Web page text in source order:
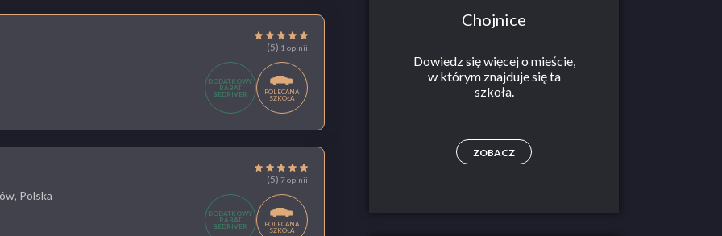
(5) 1 opinii
DODATKOWY
RABAT
BEDRIVER
POLECANA
SZKOŁA
(5) 7 opinii
Polska
DODATKOWY
RABAT
BEDRIVER
POLECANA
SZKOŁA
Chojnice
Dowiedz się więcej o mieście,
w którym znajduje się ta
szkoła.
ZOBACZ